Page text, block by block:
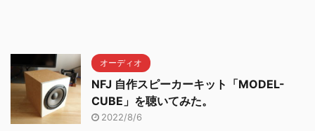
オーディオ
NFJ 自作スピーカーキット「MODEL-
CUBE」を聴いてみた。
2022/8/6